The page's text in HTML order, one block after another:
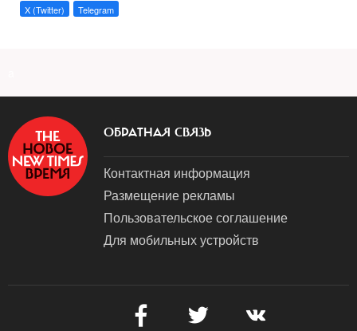
X (Twitter) Telegram
ОБРАТНАЯ СВЯЗЬ
Контактная информация
Размещение рекламы
Пользовательское соглашение
Для мобильных устройств